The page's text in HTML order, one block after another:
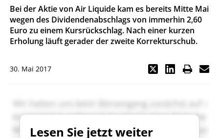
Bei der Aktie von Air Liquide kam es bereits Mitte Mai
wegen des Dividendenabschlags von immerhin 2,60
Euro zu einem Kursrückschlag. Nach einer kurzen
Erholung läuft gerader der zweite Korrekturschub.
30. Mai 2017
Lesen Sie jetzt weiter